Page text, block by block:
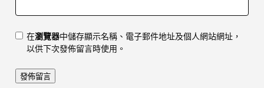
在瀏覽器中儲存顯示名稱、電子郵件地址及個人網站網址，
以供下次發佈留言時使用。